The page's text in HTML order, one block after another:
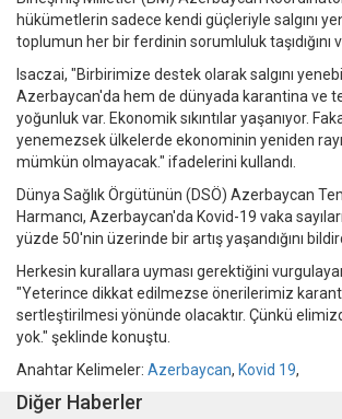
hükümetlerin sadece kendi güçleriyle salgını
toplumun her bir ferdinin sorumluluk taşıdığını
Isaczai, "Birbirimize destek olarak salgını
Azerbaycan'da hem de dünyada karantina ve
yoğunluk var. Ekonomik sıkıntılar yaşanıyor.
yenemezsek ülkelerde ekonominin yeniden
mümkün olmayacak." ifadelerini kullandı.
Dünya Sağlık Örgütünün (DSÖ) Azerbaycan
Harmancı, Azerbaycan'da Kovid-19 vaka
yüzde 50'nin üzerinde bir artış yaşandığını
Herkesin kurallara uyması gerektiğini
"Yeterince dikkat edilmezse önerilerimiz
sertleştirilmesi yönünde olacaktır. Çünkü
yok." şeklinde konuştu.
Anahtar Kelimeler: Azerbaycan, Kovid 19,
Diğer Haberler